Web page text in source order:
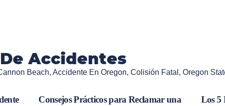
Accidentes
Beach, Accidente En Oregon, Colisión Fatal , Oregon
Consejos Prácticos para Reclamar una
Los 5